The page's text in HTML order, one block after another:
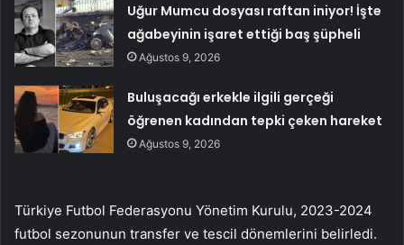
Uğur Mumcu dosyası raftan iniyor! İşte
ağabeyinin işaret ettiği baş şüpheli
Ağustos 9, 2026
Buluşacağı erkekle ilgili gerçeği
öğrenen kadından tepki çeken hareket
Ağustos 9, 2026
Türkiye Futbol Federasyonu Yönetim Kurulu, 2023-2024
futbol sezonunun transfer ve tescil dönemlerini belirledi.